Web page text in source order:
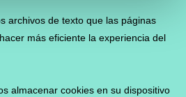
m
p
archivos de texto que las páginas
más eficiente la experiencia del
almacenar cookies en su dispositivo